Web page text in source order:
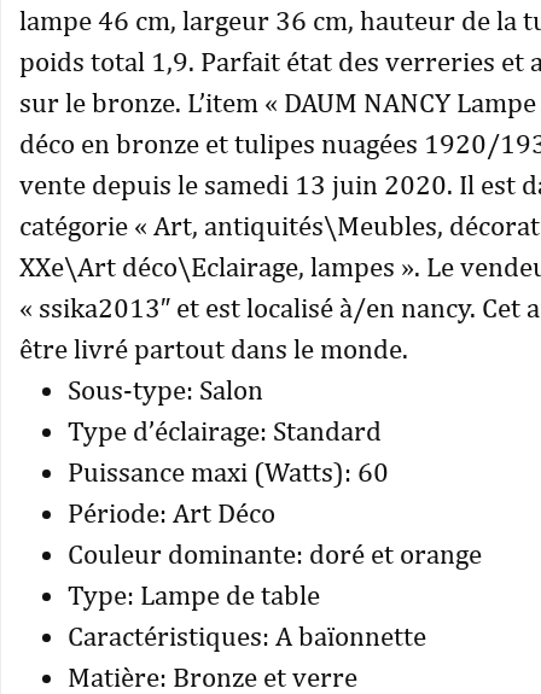
lampe 46 cm, largeur 36 cm, hauteur de la
poids total 1,9. Parfait état des verreries et
sur le bronze. L’item « DAUM NANCY
déco en bronze et tulipes nuagées 1920/
vente depuis le samedi 13 juin 2020. Il est
catégorie « Art, antiquités\Meubles,
XXe\Art déco\Eclairage, lampes ». Le
« ssika2013″ et est localisé à/en nancy. Cet
être livré partout dans le monde.
Sous-type: Salon
Type d’éclairage: Standard
Puissance maxi (Watts): 60
Période: Art Déco
Couleur dominante: doré et orange
Type: Lampe de table
Caractéristiques: A baïonnette
Matière: Bronze et verre